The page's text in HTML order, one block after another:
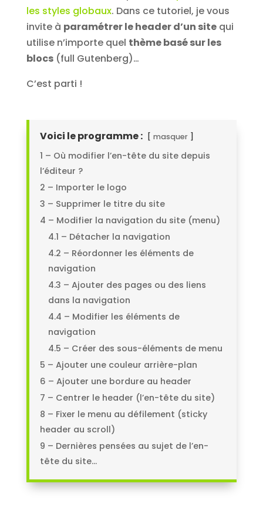
les styles globaux. Dans ce tutoriel, je vous
invite à paramétrer le header d’un sitequi
utilise n’importe quel thème basé sur les
blocs(full Gutenberg)…
C’est parti !
Voici le programme : masquer
1 – Où modifier l’en-tête du site depuis
l’éditeur ?
2 – Importer le logo
3 – Supprimer le titre du site
4 – Modifier la navigation du site (menu)
4.1 – Détacher la navigation
4.2 – Réordonner les éléments de
navigation
4.3 – Ajouter des pages ou des liens
dans la navigation
4.4 – Modifier les éléments de
navigation
4.5 – Créer des sous-éléments de menu
5 – Ajouter une couleur arrière-plan
6 – Ajouter une bordure au header
7 – Centrer le header (l’en-tête du site)
8 – Fixer le menu au défilement (sticky
header au scroll)
9 – Dernières pensées au sujet de l’en-
tête du site…